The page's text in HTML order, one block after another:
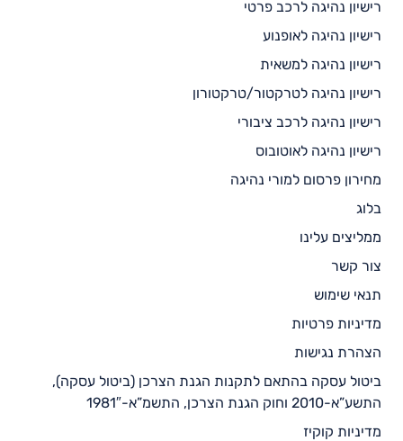
רישיון נהיגה לרכב פרטי
רישיון נהיגה לאופנוע
רישיון נהיגה למשאית
רישיון נהיגה לטרקטור/טרקטורון
רישיון נהיגה לרכב ציבורי
רישיון נהיגה לאוטובוס
מחירון פרסום למורי נהיגה
בלוג
ממליצים עלינו
צור קשר
תנאי שימוש
מדיניות פרטיות
הצהרת נגישות
ביטול עסקה בהתאם לתקנות הגנת הצרכן (ביטול עסקה),
התשע”א-2010 וחוק הגנת הצרכן, התשמ”א-1981″
מדיניות קוקיז